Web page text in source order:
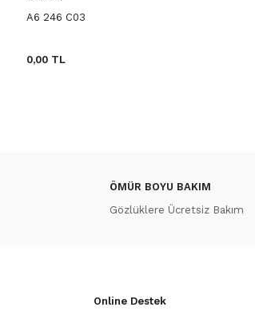
A6 246 C03
0,00 TL
ÖMÜR BOYU BAKIM
Gözlüklere Ücretsiz Bakım
Online Destek